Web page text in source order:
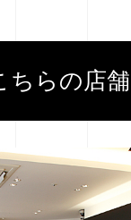
ちらの店